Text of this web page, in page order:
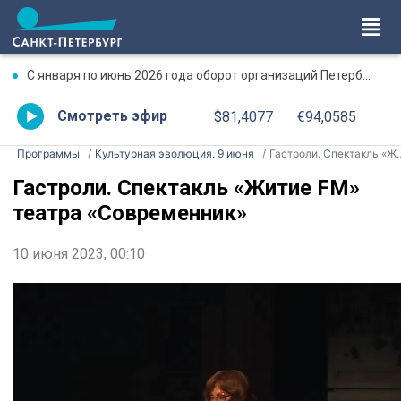
С января по июнь 2026 года оборот организаций Петербурга превысил 17,7 трлн рублей
Смотреть эфир $81,4077 €94,0585
Программы Культурная эволюция. 9 июня Гастроли. Спектакль «Житие FM» театра «Современник»
Гастроли. Спектакль «Житие FM»
театра «Современник»
10 июня 2023, 00:10